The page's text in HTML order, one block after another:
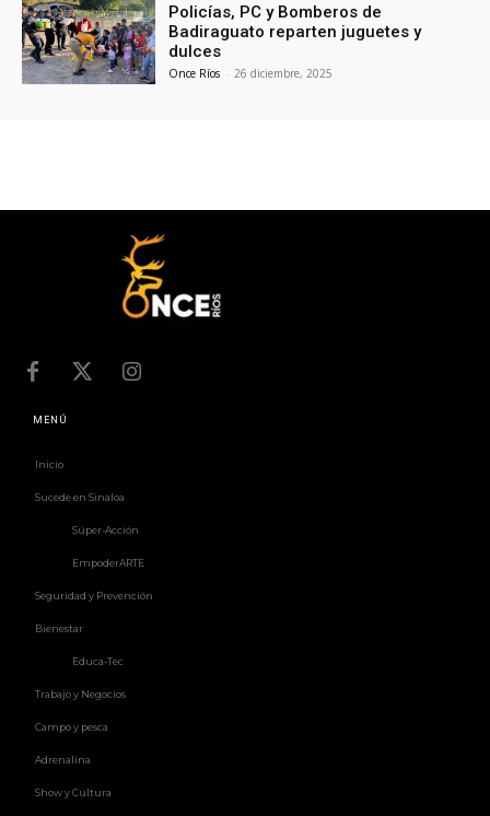
Policías, PC y Bomberos de
Badiraguato reparten juguetes y
dulces
Once Ríos - 26 diciembre, 2025
MENÚ
Inicio
Sucede en Sinaloa
Súper-Acción
EmpoderARTE
Seguridad y Prevención
Bienestar
Educa-Tec
Trabajo y Negocios
Campo y pesca
Adrenalina
Show y Cultura